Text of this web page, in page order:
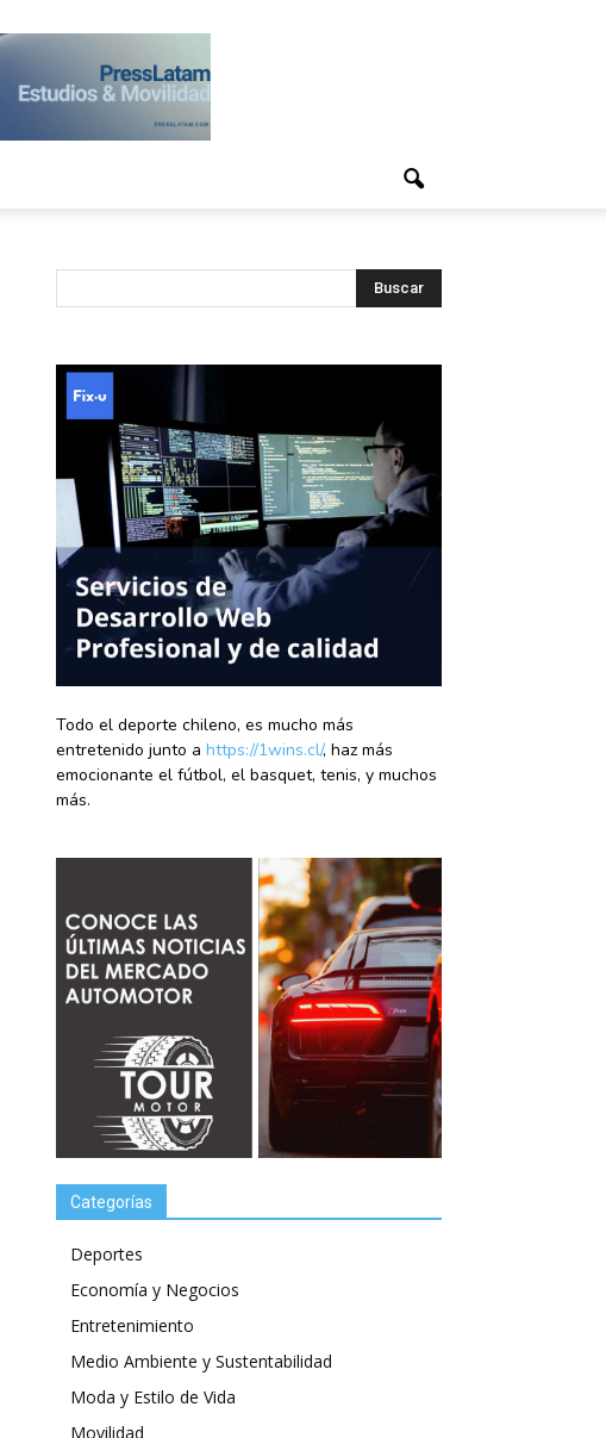
Todo el deporte chileno, es mucho más
entretenido junto a https://1wins.cl/, haz más
emocionante el fútbol, el basquet, tenis, y muchos
más.
Categorías
Deportes
Economía y Negocios
Entretenimiento
Medio Ambiente y Sustentabilidad
Moda y Estilo de Vida
Movilidad